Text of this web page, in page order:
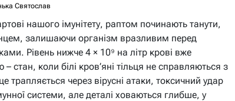
Святослав
нашого імунітету, раптом починають танути,
залишаючи організм вразливим перед
Рівень нижче 4 × 10⁹ на літр крові вже
– стан, коли білі кров’яні тільця не справляються з
трапляється через вірусні атаки, токсичний удар
системи, але деталі ховаються глибше, у